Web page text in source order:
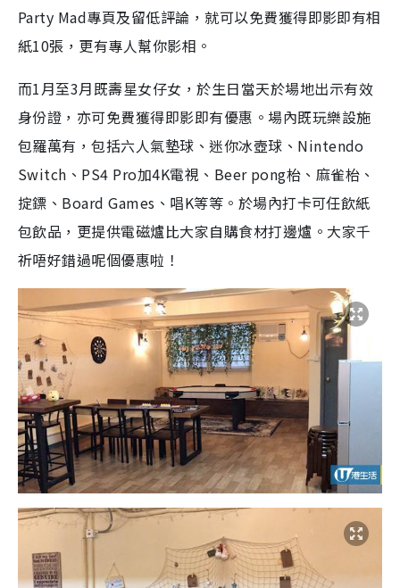
Party Mad專頁及留低評論，就可以免費獲得即影即有相
紙10張，更有專人幫你影相。
而1月至3月既壽星女仔女，於生日當天於場地出示有效
身份證，亦可免費獲得即影即有優惠。場內既玩樂設施
包羅萬有，包括六人氣墊球、迷你冰壺球、Nintendo
Switch、PS4 Pro加4K電視、Beer pong枱、麻雀枱、
掟鏢、Board Games、唱K等等。於場內打卡可任飲紙
包飲品，更提供電磁爐比大家自購食材打邊爐。大家千
祈唔好錯過呢個優惠啦！